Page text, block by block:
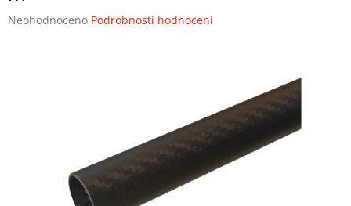
Průměrné
Neohodnoceno Podrobnosti hodnocení